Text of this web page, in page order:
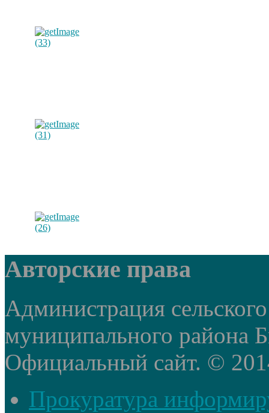
Авторские права
Администрация
муниципального района
Официальный сайт. ©
Прокуратура